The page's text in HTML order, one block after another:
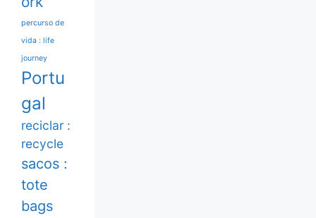
percurso de
vida : life
journey
Portu
gal
reciclar :
recycle
sacos :
tote
bags